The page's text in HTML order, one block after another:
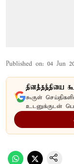
Published on: 04 Jun
தினத்தந்தியை
கூகுள்
உடனுக்குடன்